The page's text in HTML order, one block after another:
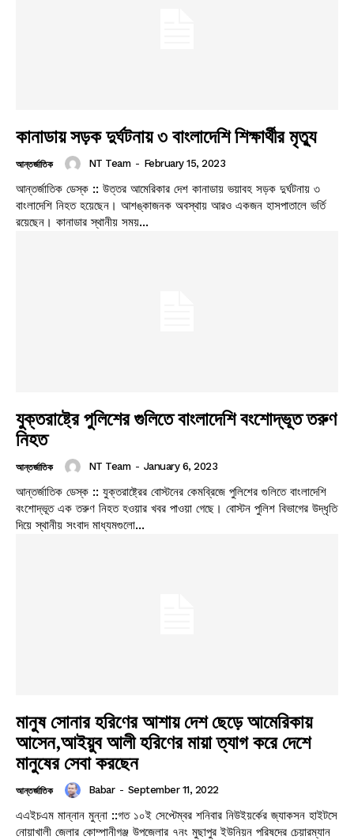
কানাডায় সড়ক দুর্ঘটনায় ৩ বাংলাদেশি শিক্ষার্থীর মৃত্যু
আন্তর্জাতিক NT Team - February 15, 2023
আন্তর্জাতিক ডেস্ক :: উত্তর আমেরিকার দেশ কানাডায় ভয়াবহ সড়ক দুর্ঘটনায় ৩
বাংলাদেশি নিহত হয়েছেন। আশঙ্কাজনক অবস্থায় আরও একজন হাসপাতালে ভর্তি
রয়েছেন। কানাডার স্থানীয় সময়...
যুক্তরাষ্ট্রে পুলিশের গুলিতে বাংলাদেশি বংশোদ্ভূত তরুণ
নিহত
আন্তর্জাতিক NT Team - January 6, 2023
আন্তর্জাতিক ডেস্ক :: যুক্তরাষ্ট্রের বোস্টনের কেমব্রিজে পুলিশের গুলিতে বাংলাদেশি
বংশোদ্ভূত এক তরুণ নিহত হওয়ার খবর পাওয়া গেছে। বোস্টন পুলিশ বিভাগের উদ্ধৃতি
দিয়ে স্থানীয় সংবাদ মাধ্যমগুলো...
মানুষ সোনার হরিণের আশায় দেশ ছেড়ে আমেরিকায়
আসেন,আইয়ুব আলী হরিণের মায়া ত্যাগ করে দেশে
মানুষের সেবা করছেন
আন্তর্জাতিক Babar - September 11, 2022
এএইচএম মান্নান মুন্না ::গত ১০ই সেপ্টেম্বর শনিবার নিউইয়র্কের জ্যাকসন হাইটসে
নোয়াখালী জেলার কোম্পানীগঞ্জ উপজেলার ৭নং মুছাপুর ইউনিয়ন পরিষদের চেয়ারম্যান